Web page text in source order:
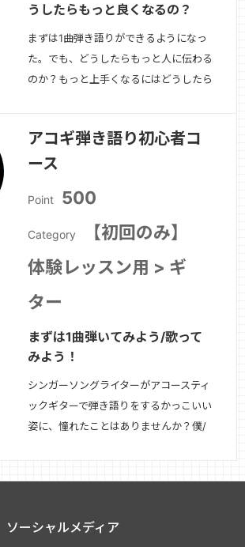
うしたらもっと良くなるの？
まずは1曲弾き語りができるようになっ
た。でも、どうしたらもっと人に伝わる
のか？もっと上手くなるにはどうしたら
れる、逆にもっと力を抜く。メトロノー
ムに合わせて練習した方がいい場合もあ
んだ方が魅力…
アコギ弾き語り初心者コ
ース
Point 500
Category
【初回のみ】
体験レッスン用 > ギ
ター
まずは1曲弾いてみよう/歌って
みよう！
シンガーソングライターがアコースティ
ックギターで弾き語りをするかっこいい
姿に、憧れたことはありませんか？僕/
ない etc...弾き語りはシンプルな分、自
ソーシャルメディア